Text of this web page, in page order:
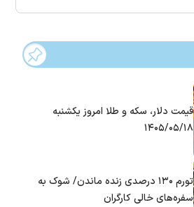
قیمت دلار، سکه و طلا امروز یکشنبه
۱۴۰۵/۰۵/۱۸
تورم ۱۳۰ درصدی زنده ماندن/ شوک به
سفره‌های خالی کارگران